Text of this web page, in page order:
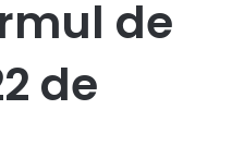
de
de